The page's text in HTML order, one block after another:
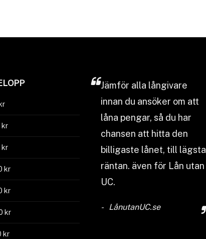
kr
kr
kr
kr
kr
kr
Jämför alla långivare
innan du ansöker om att
låna pengar, så du har
chansen att hitta den
billigaste lånet, till lägsta
räntan. även för Lån utan
UC.
LånutanUC.se